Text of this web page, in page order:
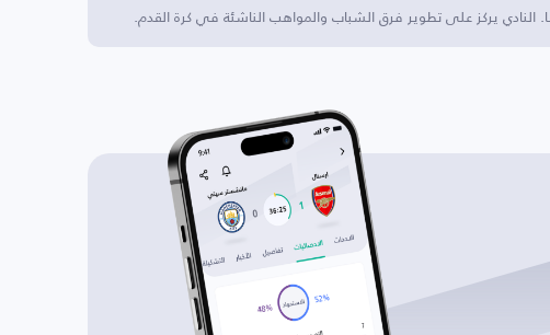
يركز على تطوير فرق الشباب والمواهب الناشئة في كرة القدم.